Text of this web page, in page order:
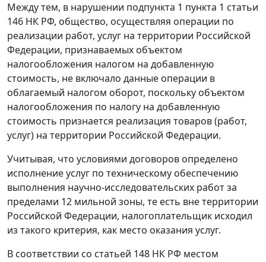
Между тем, в нарушении подпункта 1 пункта 1 статьи
146 НК РФ, общество, осуществляя операции по
реализации работ, услуг на территории Российской
Федерации, признаваемых объектом
налогообложения налогом на добавленную
стоимость, не включало данные операции в
облагаемый налогом оборот, поскольку объектом
налогообложения по налогу на добавленную
стоимость признается реализация товаров (работ,
услуг) на территории Российской Федерации.
Учитывая, что условиями договоров определено
исполнение услуг по техническому обеспечению
выполнения научно-исследовательских работ за
пределами 12 мильной зоны, те есть вне территории
Российской Федерации, налогоплательщик исходил
из такого критерия, как место оказания услуг.
В соответствии со статьей 148 НК РФ местом